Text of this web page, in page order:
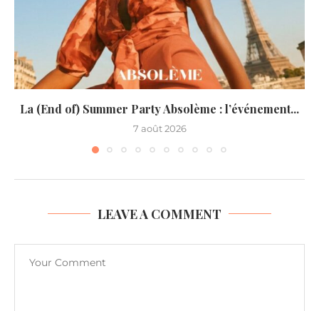
La (End of) Summer Party Absolème : l’événement...
7 août 2026
LEAVE A COMMENT